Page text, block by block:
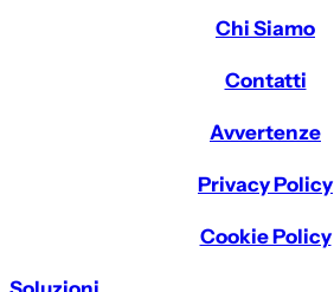
Chi Siamo
Contatti
Avvertenze
Privacy Policy
Cookie Policy